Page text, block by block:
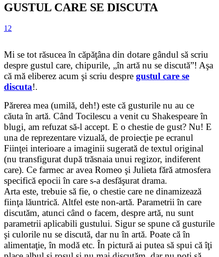
GUSTUL CARE SE DISCUTA
12
Mi se tot răsucea în căpăţâna din dotare gândul să scriu
despre gustul care, chipurile, „în artă nu se discută”! Aşa
că mă eliberez acum şi scriu despre gustul care se
discuta!.
Părerea mea (umilă, deh!) este că gusturile nu au ce
căuta în artă. Când Tocilescu a venit cu Shakespeare în
blugi, am refuzat să-l accept. E o chestie de gust? Nu! E
una de reprezentare vizuală, de proiecţie pe ecranul
Fiinţei interioare a imaginii sugerată de textul original
(nu transfigurat după trăsnaia unui regizor, indiferent
care). Ce farmec ar avea Romeo şi Julieta fără atmosfera
specifică epocii în care s-a desfăşurat drama.
Arta este, trebuie să fie, o chestie care ne dinamizează
fiinţa lăuntrică. Altfel este non-artă. Parametrii în care
discutăm, atunci când o facem, despre artă, nu sunt
parametrii aplicabili gustului. Sigur se spune că gusturile
şi culorile nu se discută, dar nu în artă. Poate că în
alimentaţie, în modă etc. În pictură ai putea să spui că îţi